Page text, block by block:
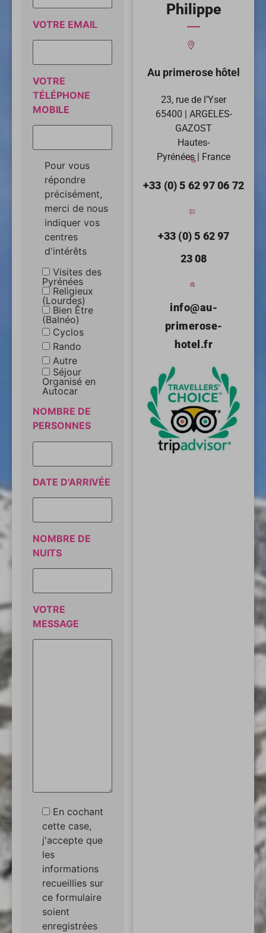
VOTRE EMAIL
VOTRE
TÉLÉPHONE
MOBILE
Pour vous
répondre
précisément,
merci de nous
indiquer vos
centres
d'intérêts
Visites des
Pyrénées
Religieux
(Lourdes)
Bien Être
(Balnéo)
Cyclos
Rando
Autre
Séjour
Organisé en
Autocar
NOMBRE DE
PERSONNES
DATE D'ARRIVÉE
NOMBRE DE
NUITS
VOTRE
MESSAGE
En cochant
cette case,
j'accepte que
les
informations
recueillies sur
ce formulaire
soient
enregistrées
Philippe
Au primerose hôtel
23, rue de l’Yser
65400 | ARGELES-
GAZOST
Hautes-
Pyrénées | France
+33 (0) 5 62 97 06 72
+33 (0) 5 62 97
23 08
info@au-
primerose-
hotel.fr